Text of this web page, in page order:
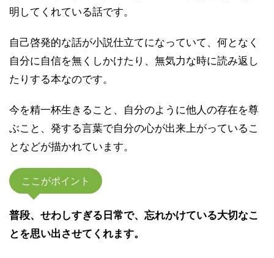
明してくれている話です。
自己啓発的な話が小説仕立てになっていて、何となく
自分に自信を無くしかけたり、無気力な時に読み返し
たりする本なのです。
今を精一杯生きること、自分のように他人の存在を尊
ぶこと、発する言葉で自分の心が出来上がっているこ
となどが描かれています。
ここがポイント
普段、せわしすぎる日常で、忘れかけている大切なこ
とを思い出させてくれます。